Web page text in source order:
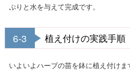
ぷりと水を与えて完成です。
6-3 植え付けの実践手順
いよいよハーブの苗を鉢に植え付け